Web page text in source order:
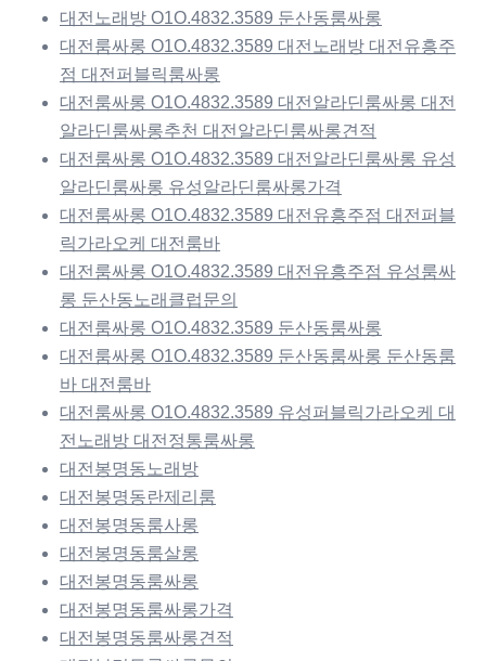
대전노래방 O1O.4832.3589 둔산동룸싸롱
대전룸싸롱 O1O.4832.3589 대전노래방 대전유흥주
점 대전퍼블릭룸싸롱
대전룸싸롱 O1O.4832.3589 대전알라딘룸싸롱 대전
알라딘룸싸롱추천 대전알라딘룸싸롱견적
대전룸싸롱 O1O.4832.3589 대전알라딘룸싸롱 유성
알라딘룸싸롱 유성알라딘룸싸롱가격
대전룸싸롱 O1O.4832.3589 대전유흥주점 대전퍼블
릭가라오케 대전룸바
대전룸싸롱 O1O.4832.3589 대전유흥주점 유성룸싸
롱 둔산동노래클럽문의
대전룸싸롱 O1O.4832.3589 둔산동룸싸롱
대전룸싸롱 O1O.4832.3589 둔산동룸싸롱 둔산동룸
바 대전룸바
대전룸싸롱 O1O.4832.3589 유성퍼블릭가라오케 대
전노래방 대전정통룸싸롱
대전봉명동노래방
대전봉명동란제리룸
대전봉명동룸사롱
대전봉명동룸살롱
대전봉명동룸싸롱
대전봉명동룸싸롱가격
대전봉명동룸싸롱견적